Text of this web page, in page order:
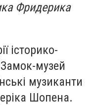
Фридерика
історико-
музей
музиканти
Шопена.